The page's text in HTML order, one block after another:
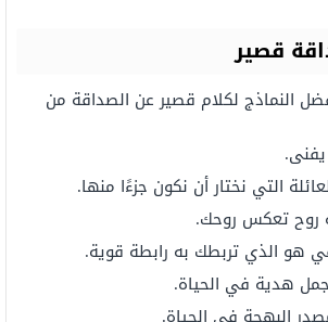
قصير
النماذج لكلام قصير عن الصداقة من
يفنى.
التي نختار أن نكون جزءًا منها.
روحتعكس روحك.
هو الذي تربطك به رابطة قوية.
هدية في الحياة.